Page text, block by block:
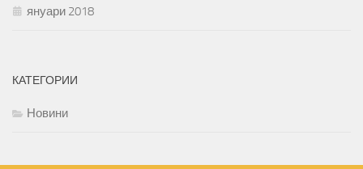
януари 2018
КАТЕГОРИИ
Новини